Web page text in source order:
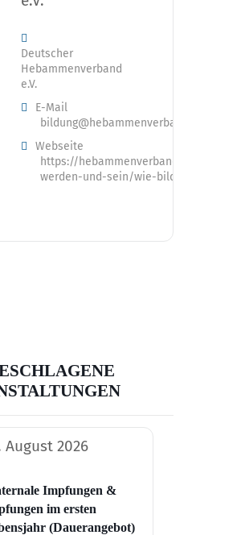
Deutscher
Hebammenverband
e.V.
E-Mail
bildung@hebammenverband.de
Webseite
https://hebammenverband.de/
werden-und-sein/wie-bilde-ich-mich-
August 2026
Impfungen &
im ersten
(Dauerangebot)